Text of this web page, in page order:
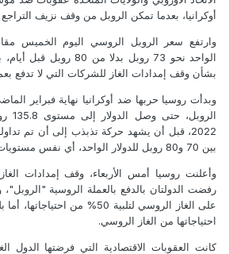
أوكرانيا، بعدما تمكن الروبل من وقف نزيف التراجع
وارتفع سعر الروبل الروسي اليوم الخميس
الواحد نحو 73 روبل بدلا من
بشأن وقف إمدادات الغاز للشركات التي لا تدفع
وبدأت روسيا حربها ضد أوكرانيا نهاية فبراير
2022، قبل أن يشهد حركة تذبذب إلى أن تم
بين 70 و80 روبل للدولار الواحد، أي نفس مستويات ما قبل الحرب تقريبا.
وأعلنت روسيا أمس الأربعاء، وقف إمدادات الغاز
رفضت الدولتان بالدفع بالعملة الروسية "الروبل"،
احتياجاتها من الغاز الروسي.
كانت العقوبات الاقتصادية التي فرضتها الدول